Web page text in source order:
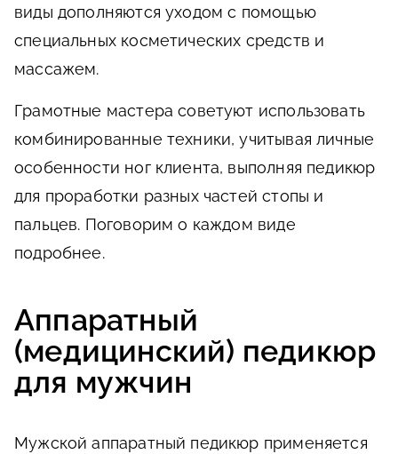
виды дополняются уходом с помощью
специальных косметических средств и
массажем.
Грамотные мастера советуют использовать
комбинированные техники, учитывая личные
особенности ног клиента, выполняя педикюр
для проработки разных частей стопы и
пальцев. Поговорим о каждом виде
подробнее.
Аппаратный
(медицинский) педикюр
для мужчин
Мужской аппаратный педикюр применяется